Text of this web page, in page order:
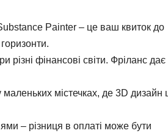
Painter – це ваш квиток до
різні фінансові світи. Фріланс дає
маленьких містечках, де 3D
– різниця в оплаті може бути